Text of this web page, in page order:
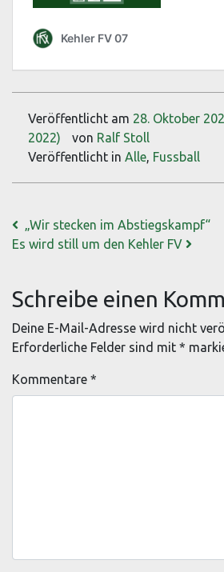
Veröffentlicht am 28. Oktober
2022)
von Ralf Stoll
Veröffentlicht in Alle, Fussball
Beitrags-Navigation
„Wir stecken im Abstiegskampf“
Es wird still um den Kehler FV
Schreibe einen
Deine E-Mail-Adresse wird nicht
Erforderliche Felder sind mit *
Kommentare *